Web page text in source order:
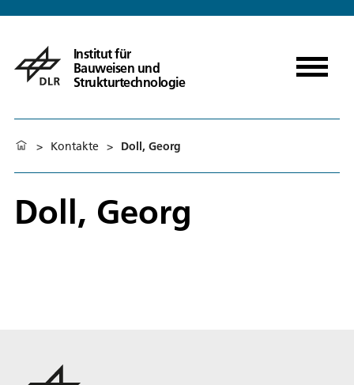
Institut für
Bauweisen und
Strukturtechnologie
> Kontakte > Doll, Georg
Doll, Georg